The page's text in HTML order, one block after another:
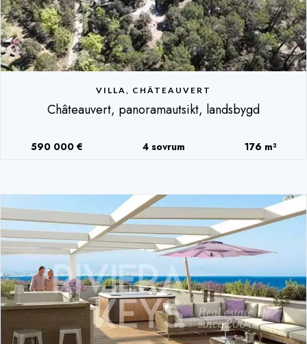
VILLA, CHÂTEAUVERT
Châteauvert, panoramautsikt, landsbygd
590 000 € 4 sovrum 176 m²